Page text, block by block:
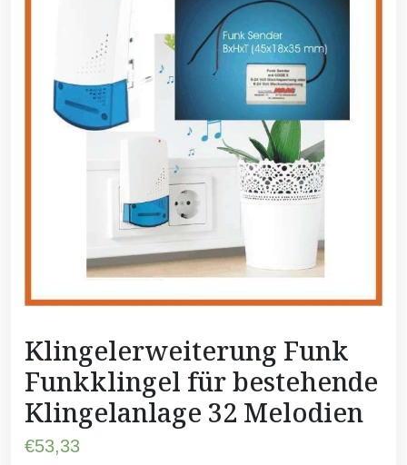
Klingelerweiterung Funk
Funkklingel für bestehende
Klingelanlage 32 Melodien
€53,33